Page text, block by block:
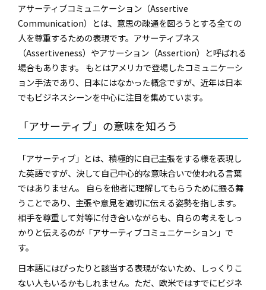
アサーティブコミュニケーション（Assertive
Communication）とは、意思の疎通を図ろうとする全ての
人を尊重するための表現です。アサーティブネス
（Assertiveness）やアサーション（Assertion）と呼ばれる
場合もあります。 もとはアメリカで登場したコミュニケーシ
ョン手法であり、日本にはなかった概念ですが、近年は日本
でもビジネスシーンを中心に注目を集めています。
「アサーティブ」の意味を知ろう
「アサーティブ」とは、積極的に自己主張をする様を表現し
た英語ですが、決して自己中心的な意味合いで使われる言葉
ではありません。 自らを他者に理解してもらうために振る舞
うことであり、主張や意見を適切に伝える姿勢を指します。
相手を尊重して対等に付き合いながらも、自らの考えをしっ
かりと伝えるのが「アサーティブコミュニケーション」で
す。
日本語にはぴったりと該当する表現がないため、しっくりこ
ない人もいるかもしれません。ただ、欧米ではすでにビジネ